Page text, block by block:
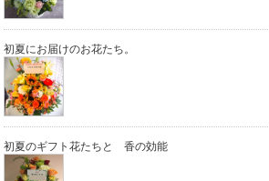
初夏にお届けのお花たち。
初夏のギフト花たちと 香の効能